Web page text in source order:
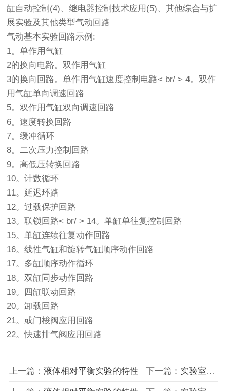
缸自动控制(4)、继电器控制技术应用(5)、其他综合与扩
展实验及其他类型气动回路
气动基本实验回路示例:
1。单作用气缸
2的换向电路。双作用气缸
3的换向回路。单作用气缸速度控制电路< br/ > 4。双作
用气缸单向调速回路
5。双作用气缸双向调速回路
6。速度转换回路
7。缓冲循环
8。二次压力控制回路
9。高低压转换回路
10。计数循环
11。延迟环路
12。过载保护回路
13。联锁回路< br/ > 14。单缸单往复控制回路
15。单缸连续往复动作回路
16。线性气缸和旋转气缸顺序动作回路
17。多缸顺序动作循环
18。双缸同步动作回路
19。四缸联动回路
20。卸载回路
21。或门梭阀应用回路
22。快速排气阀应用回路
上一篇： 液体相对平衡实验的特性 下一篇： 实验室设备教您如何控制实验室家具成本